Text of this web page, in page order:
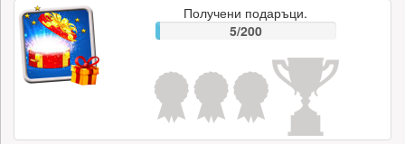
Получени подаръци.
5/200